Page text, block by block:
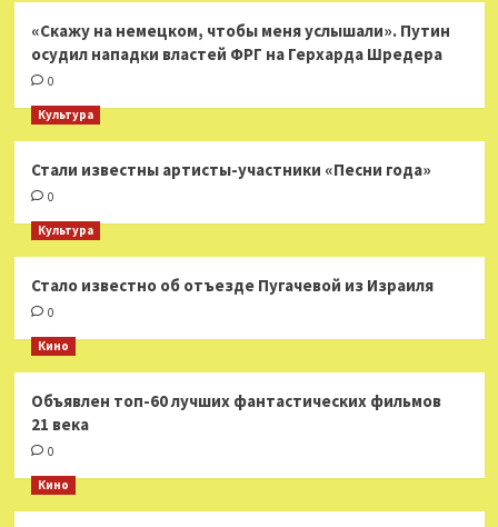
«Скажу на немецком, чтобы меня услышали». Путин
осудил нападки властей ФРГ на Герхарда Шредера
0
Культура
Стали известны артисты-участники «Песни года»
0
Культура
Стало известно об отъезде Пугачевой из Израиля
0
Кино
Объявлен топ-60 лучших фантастических фильмов
21 века
0
Кино